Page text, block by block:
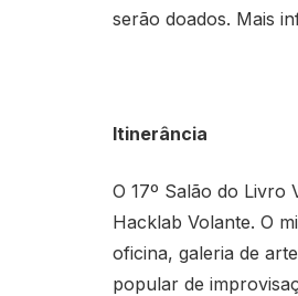
serão doados. Mais
Itinerância
O 17º Salão do Livro
Hacklab Volante. O
oficina, galeria de
popular de